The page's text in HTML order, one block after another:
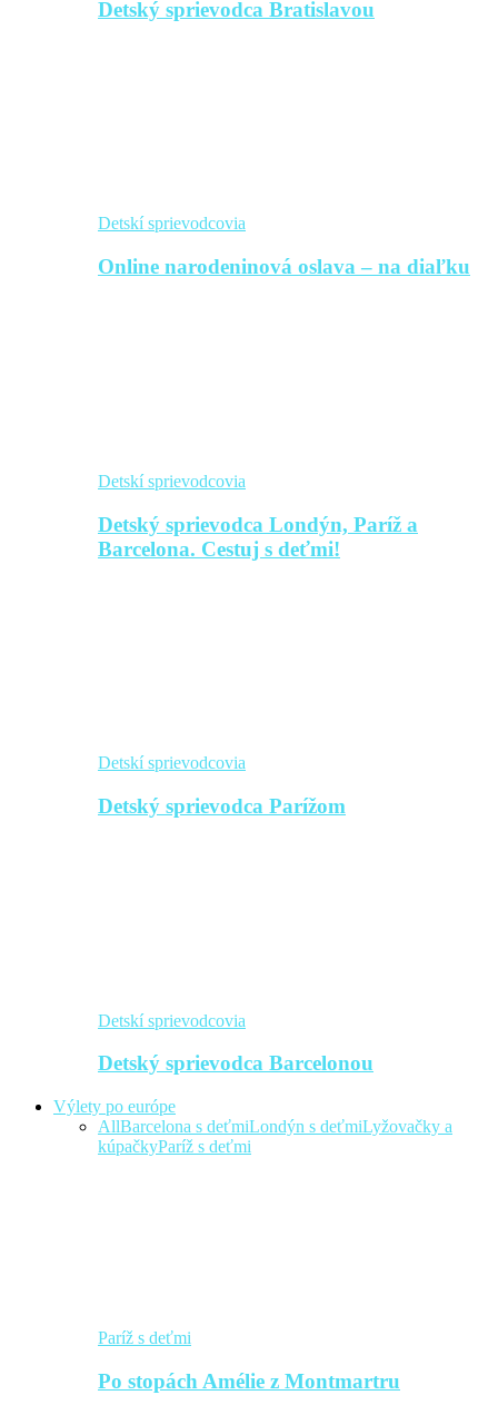
Detský sprievodca Bratislavou
Detskí sprievodcovia
Online narodeninová oslava – na diaľku
Detskí sprievodcovia
Detský sprievodca Londýn, Paríž a
Barcelona. Cestuj s deťmi!
Detskí sprievodcovia
Detský sprievodca Parížom
Detskí sprievodcovia
Detský sprievodca Barcelonou
Výlety po európe
AllBarcelona s deťmiLondýn s deťmiLyžovačky a
kúpačkyParíž s deťmi
Paríž s deťmi
Po stopách Amélie z Montmartru